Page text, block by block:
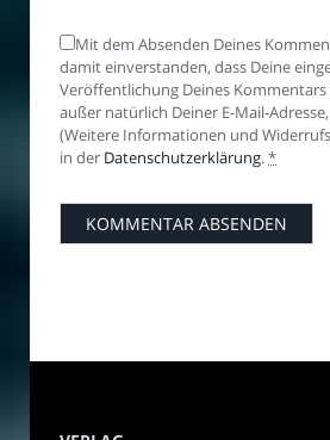
Mit dem Absenden Deines
damit einverstanden, dass Deine
Veröffentlichung Deines
außer natürlich Deiner E-Mail-
(Weitere Informationen und
in der Datenschutzerklärung.*